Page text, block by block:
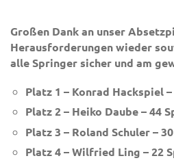
Großen Dank an unser
Herausforderungen wieder
alle Springer sicher und am
Platz 1 – Konrad Hackspiel
Platz 2 – Heiko Daube – 44
Platz 3 – Roland Schuler –
Platz 4 – Wilfried Ling – 22